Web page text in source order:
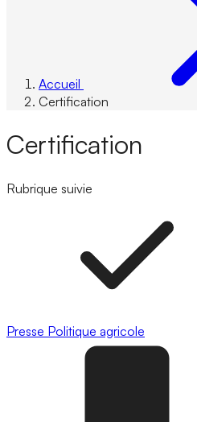
Accueil
Certification
Certification
Rubrique suivie
Presse Politique agricole